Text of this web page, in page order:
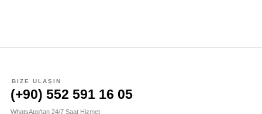
BIZE ULAŞIN
(+90) 552 591 16 05
WhatsApp'tan 24/7 Saat Hizmet